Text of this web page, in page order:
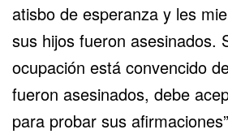
atisbo de esperanza y les
sus hijos fueron asesinados.
ocupación está convencido
fueron asesinados, debe
para probar sus